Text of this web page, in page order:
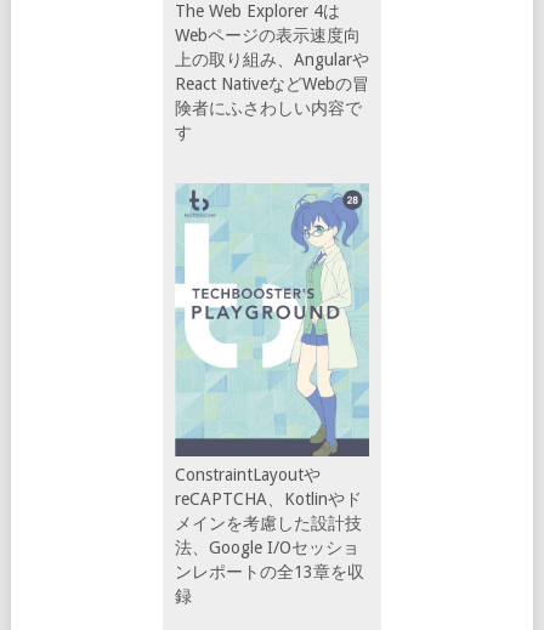
The Web Explorer 4は
Webページの表示速度向
上の取り組み、Angularや
React NativeなどWebの冒
険者にふさわしい内容で
す
ConstraintLayoutや
reCAPTCHA、Kotlinやド
メインを考慮した設計技
法、Google I/Oセッショ
ンレポートの全13章を収
録